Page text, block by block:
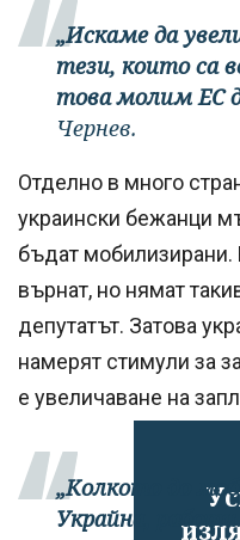
„Искаме да
тези, които са
това молим ЕС
Чернев.
Отделно в много
украински бежанци
бъдат мобилизирани.
върнат, но нямат
депутатът. Затова
намерят стимули за
е увеличаване на
„Колкото до
Украйна,